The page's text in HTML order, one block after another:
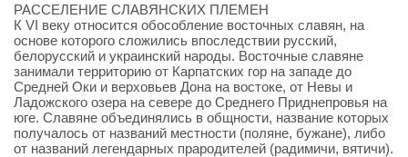
РАССЕЛЕНИЕ СЛАВЯНСКИХ ПЛЕМЕН
К VI веку относится обособление восточных славян, на
основе которого сложились впоследствии русский,
белорусский и украинский народы. Восточные славяне
занимали территорию от Карпатских гор на западе до
Средней Оки и верховьев Дона на востоке, от Невы и
Ладожского озера на севере до Среднего Приднепровья на
юге. Славяне объединялись в общности, название которых
получалось от названий местности (поляне, бужане), либо
от названий легендарных прародителей (радимичи, вятичи).